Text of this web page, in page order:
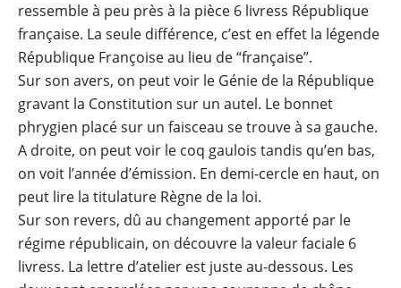
ressemble à peu près à la pièce 6 livress République
française. La seule différence, c’est en effet la légende
République Françoise au lieu de “française”.
Sur son avers, on peut voir le Génie de la République
gravant la Constitution sur un autel. Le bonnet
phrygien placé sur un faisceau se trouve à sa gauche.
A droite, on peut voir le coq gaulois tandis qu’en bas,
on voit l’année d’émission. En demi-cercle en haut, on
peut lire la titulature Règne de la loi.
Sur son revers, dû au changement apporté par le
régime républicain, on découvre la valeur faciale 6
livress. La lettre d’atelier est juste au-dessous. Les